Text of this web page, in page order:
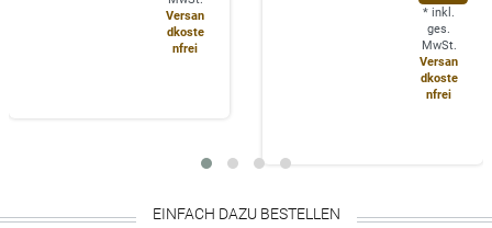
Versan
dkoste
nfrei
* inkl.
ges.
MwSt.
Versan
dkoste
nfrei
EINFACH DAZU BESTELLEN